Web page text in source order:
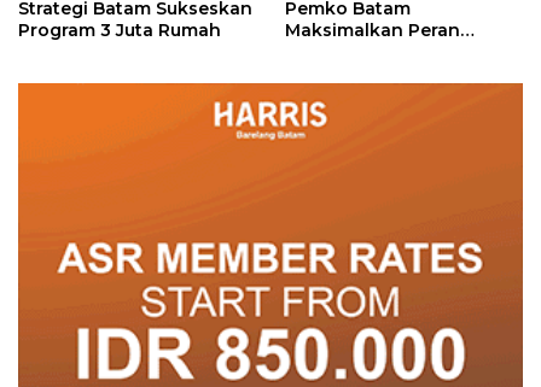
Strategi Batam Sukseskan
Program 3 Juta Rumah
Pemko Batam
Maksimalkan Peran